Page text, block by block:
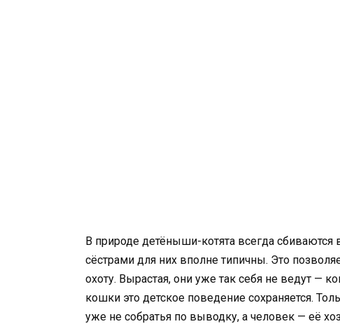
В природе детёныши-котята всегда
сёстрами для них вполне типичны. Это
охоту. Вырастая, они уже так себя не ведут —
кошки это детское поведение сохраняется.
уже не собратья по выводку, а человек — её